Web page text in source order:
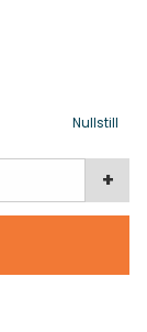
Nullstill
+